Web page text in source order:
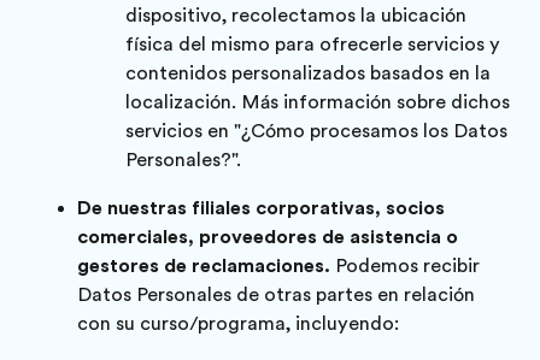
dispositivo, recolectamos la ubicación
física del mismo para ofrecerle servicios y
contenidos personalizados basados en la
localización. Más información sobre dichos
servicios en "¿Cómo procesamos los Datos
Personales?".
De nuestras filiales corporativas, socios
comerciales, proveedores de asistencia o
gestores de reclamaciones. Podemos recibir
Datos Personales de otras partes en relación
con su curso/programa, incluyendo: